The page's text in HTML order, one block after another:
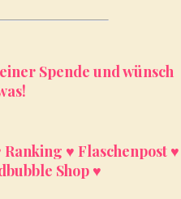
Spende und wünsch
♥ Flaschenpost ♥
Shop ♥